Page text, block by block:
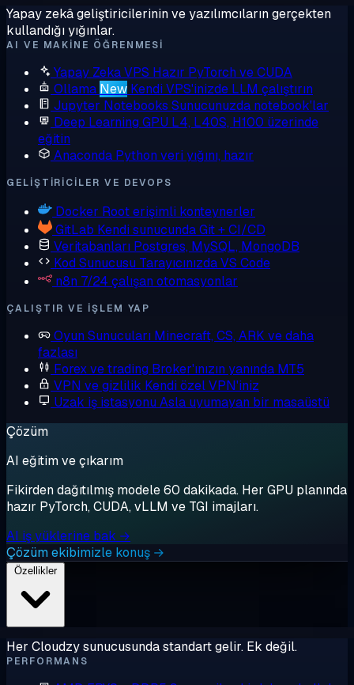
Yapay zekâ geliştiricilerinin ve yazılımcıların gerçekten
kullandığı yığınlar.
AI VE MAKINE ÖĞRENMESI
Yapay Zeka VPS Hazır PyTorch ve CUDA
Ollama New Kendi VPS'inizde LLM çalıştırın
Jupyter Notebooks Sunucunuzda notebook'lar
Deep Learning GPU L4, L40S, H100 üzerinde
eğitin
Anaconda Python veri yığını, hazır
GELIŞTIRICILER VE DEVOPS
Docker Root erişimli konteynerler
GitLab Kendi sunucunda Git + CI/CD
Veritabanları Postgres, MySQL, MongoDB
Kod Sunucusu Tarayıcınızda VS Code
n8n 7/24 çalışan otomasyonlar
ÇALIŞTIR VE IŞLEM YAP
Oyun Sunucuları Minecraft, CS, ARK ve daha
fazlası
Forex ve trading Broker'ınızın yanında MT5
VPN ve gizlilik Kendi özel VPN'iniz
Uzak iş istasyonu Asla uyumayan bir masaüstü
Çözüm
AI eğitim ve çıkarım
Fikirden dağıtılmış modele 60 dakikada. Her GPU planında
hazır PyTorch, CUDA, vLLM ve TGI imajları.
AI iş yüklerine bak →
Çözüm ekibimizle konuş →
Özellikler
Her Cloudzy sunucusunda standart gelir. Ek değil.
PERFORMANS